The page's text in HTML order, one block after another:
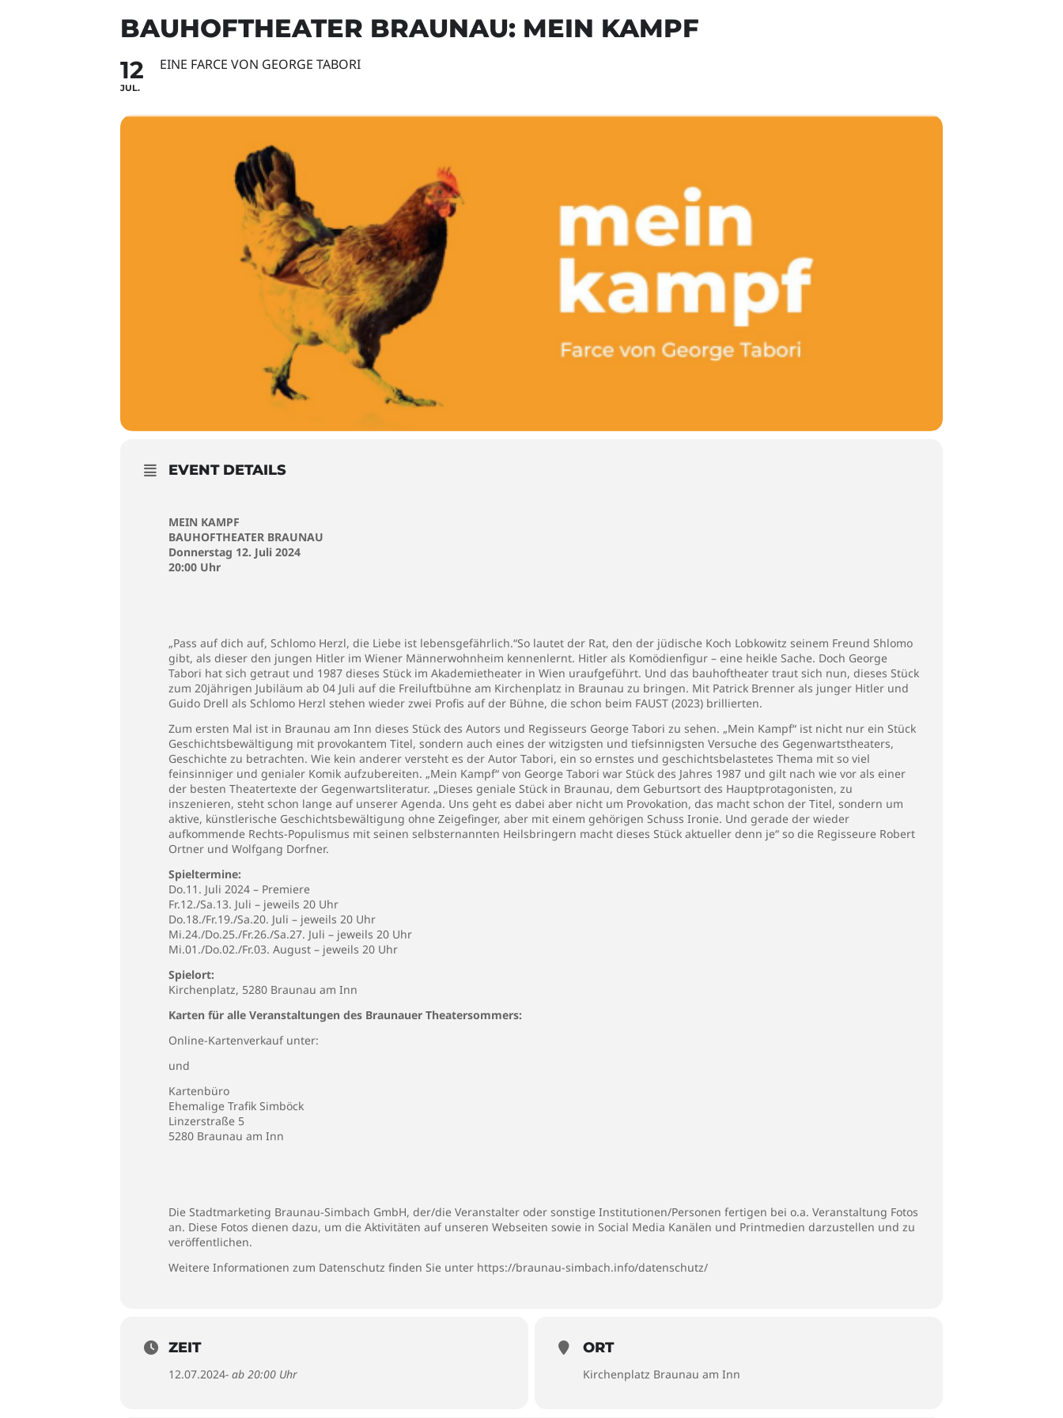
BAUHOFTHEATER BRAUNAU: MEIN KAMPF
12
JUL.
EINE FARCE VON GEORGE TABORI
EVENT DETAILS
MEIN KAMPF
BAUHOFTHEATER BRAUNAU
Donnerstag 12. Juli 2024
20:00 Uhr
„Pass auf dich auf, Schlomo Herzl, die Liebe ist lebensgefährlich.“So lautet der Rat, den der jüdische Koch Lobkowitz seinem Freund Shlomo
gibt, als dieser den jungen Hitler im Wiener Männerwohnheim kennenlernt. Hitler als Komödienfigur – eine heikle Sache. Doch George
Tabori hat sich getraut und 1987 dieses Stück im Akademietheater in Wien uraufgeführt. Und das bauhoftheater traut sich nun, dieses Stück
zum 20jährigen Jubiläum ab 04 Juli auf die Freiluftbühne am Kirchenplatz in Braunau zu bringen. Mit Patrick Brenner als junger Hitler und
Guido Drell als Schlomo Herzl stehen wieder zwei Profis auf der Bühne, die schon beim FAUST (2023) brillierten.
Zum ersten Mal ist in Braunau am Inn dieses Stück des Autors und Regisseurs George Tabori zu sehen. „Mein Kampf“ ist nicht nur ein Stück
Geschichtsbewältigung mit provokantem Titel, sondern auch eines der witzigsten und tiefsinnigsten Versuche des Gegenwartstheaters,
Geschichte zu betrachten. Wie kein anderer versteht es der Autor Tabori, ein so ernstes und geschichtsbelastetes Thema mit so viel
feinsinniger und genialer Komik aufzubereiten. „Mein Kampf“ von George Tabori war Stück des Jahres 1987 und gilt nach wie vor als einer
der besten Theatertexte der Gegenwartsliteratur. „Dieses geniale Stück in Braunau, dem Geburtsort des Hauptprotagonisten, zu
inszenieren, steht schon lange auf unserer Agenda. Uns geht es dabei aber nicht um Provokation, das macht schon der Titel, sondern um
aktive, künstlerische Geschichtsbewältigung ohne Zeigefinger, aber mit einem gehörigen Schuss Ironie. Und gerade der wieder
aufkommende Rechts-Populismus mit seinen selbsternannten Heilsbringern macht dieses Stück aktueller denn je“ so die Regisseure Robert
Ortner und Wolfgang Dorfner.
Spieltermine:
Do.11. Juli 2024 – Premiere
Fr.12./Sa.13. Juli – jeweils 20 Uhr
Do.18./Fr.19./Sa.20. Juli – jeweils 20 Uhr
Mi.24./Do.25./Fr.26./Sa.27. Juli – jeweils 20 Uhr
Mi.01./Do.02./Fr.03. August – jeweils 20 Uhr
Spielort:
Kirchenplatz, 5280 Braunau am Inn
Karten für alle Veranstaltungen des Braunauer Theatersommers:
Online-Kartenverkauf unter:
und
Kartenbüro
Ehemalige Trafik Simböck
Linzerstraße 5
5280 Braunau am Inn
Die Stadtmarketing Braunau-Simbach GmbH, der/die Veranstalter oder sonstige Institutionen/Personen fertigen bei o.a. Veranstaltung Fotos
an. Diese Fotos dienen dazu, um die Aktivitäten auf unseren Webseiten sowie in Social Media Kanälen und Printmedien darzustellen und zu
veröffentlichen.
Weitere Informationen zum Datenschutz finden Sie unter https://braunau-simbach.info/datenschutz/
ZEIT
12.07.2024- ab 20:00 Uhr
ORT
Kirchenplatz Braunau am Inn